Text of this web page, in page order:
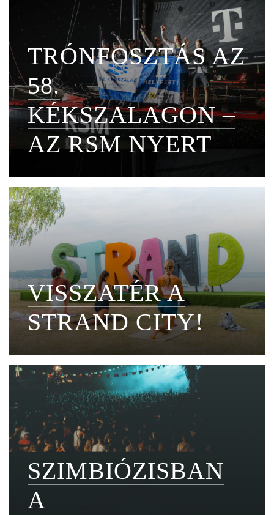
TRÓNFOSZTÁS AZ
58.
KÉKSZALAGON –
AZ RSM NYERT
VISSZATÉR A
STRAND CITY!
SZIMBIÓZISBAN
A